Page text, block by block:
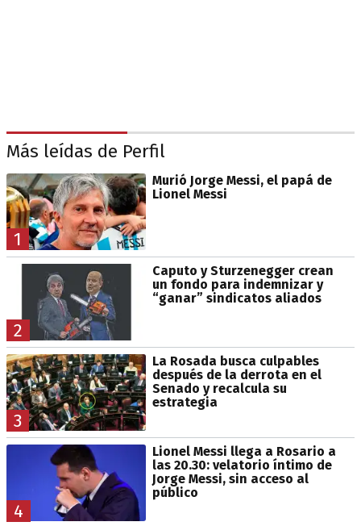
Más leídas de Perfil
1
Murió Jorge Messi, el papá de
Lionel Messi
2
Caputo y Sturzenegger crean
un fondo para indemnizar y
“ganar” sindicatos aliados
3
La Rosada busca culpables
después de la derrota en el
Senado y recalcula su
estrategia
4
Lionel Messi llega a Rosario a
las 20.30: velatorio íntimo de
Jorge Messi, sin acceso al
público